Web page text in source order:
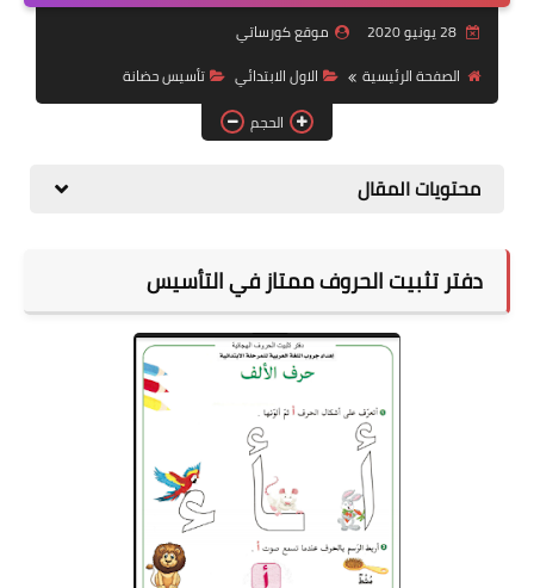
موضوعات
تربويات
تكنولوجيا
صحة
28 يونيو 2020
موقع كورساتي
الصفحة الرئيسية
الاول الابتدائي
تأسيس حضانة
الحجم
محتويات المقال
دفتر تثبيت الحروف ممتاز في التأسيس